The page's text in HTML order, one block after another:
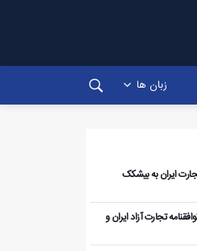
زبان ها
ایران به بیشکک
تجارت آزاد ایران و